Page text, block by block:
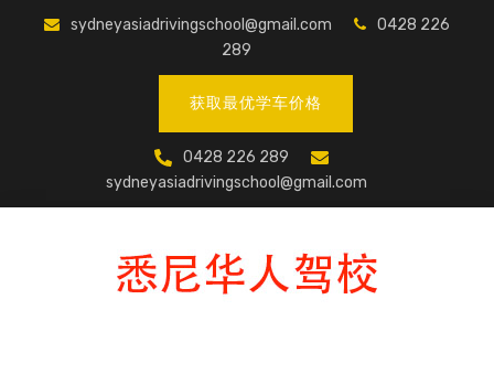
sydneyasiadrivingschool@gmail.com
0428 226
289
获取最优学车价格
0428 226 289
sydneyasiadrivingschool@gmail.com